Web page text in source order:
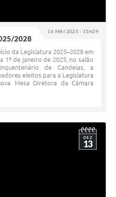
16 MAI 2025 - 15h09
2028
da Legislatura 2025–2028 em
1º de janeiro de 2025, no salão
de Candeias, a
eleitos para a Legislatura
Mesa Diretora da Câmara
DEZ
13